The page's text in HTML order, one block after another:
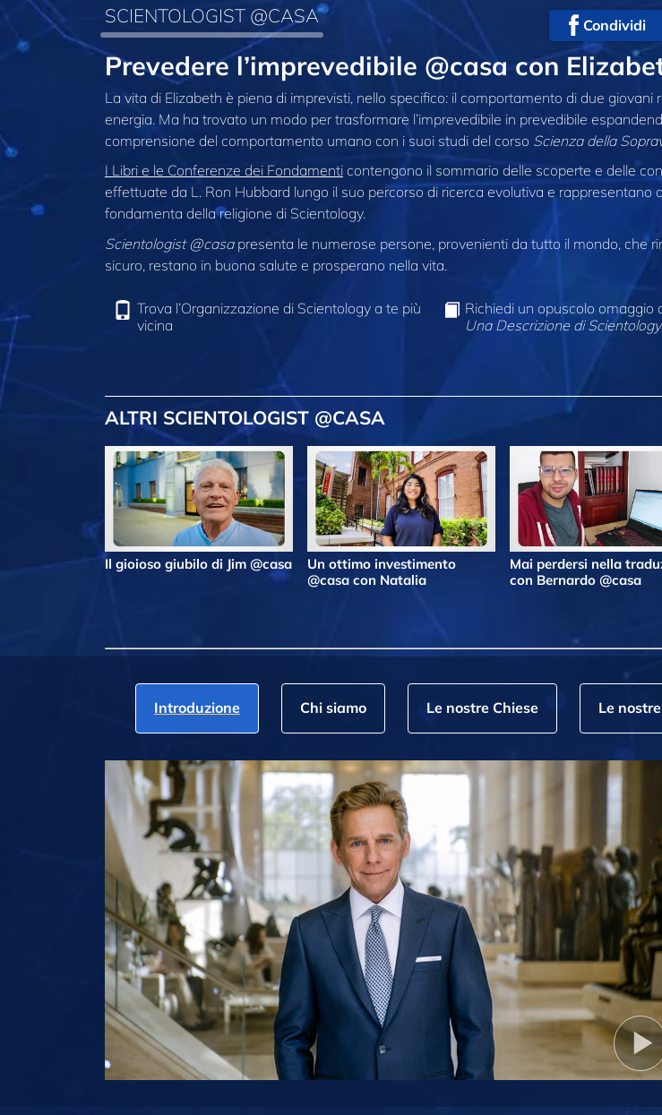
SCIENTOLOGIST @CASA Condividi
Prevedere l’imprevedibile @casa con
La vita di Elizabeth è piena di imprevisti, nello specifico: il comportamento di due giovani
energia. Ma ha trovato un modo per trasformare l’imprevedibile in prevedibile
comprensione del comportamento umano con i suoi studi del corso Scienza della
I Libri e le Conferenze dei Fondamenti contengono il sommario delle scoperte e delle
effettuate da L. Ron Hubbard lungo il suo percorso di ricerca evolutiva e rappresentano
fondamenta della religione di Scientology.
Scientologist @casapresenta le numerose persone, provenienti da tutto il mondo, che
sicuro, restano in buona salute e prosperano nella vita.
Trova l’Organizzazione di Scientology a te più
vicina
Richiedi un opuscolo omaggio
Una Descrizione di Scientology
ALTRI SCIENTOLOGIST @CASA
Il gioioso giubilo di Jim @casa
Un ottimo investimento
@casa con Natalia
Mai perdersi nella
con Bernardo @casa
Introduzione Chi siamo Le nostre Chiese Le